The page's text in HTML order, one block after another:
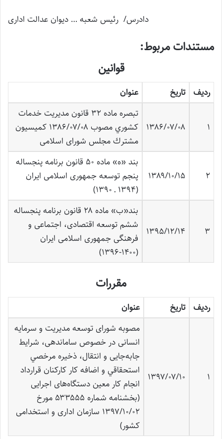
دادرس/ رئیس شعبه … دیوان عدالت اداری
مستندات مربوط:
قوانین
ردیف تاریخ عنوان
۱ ۱۳۸۶/۰۷/۰۸
تبصره ماده ۳۲ قانون مديريت خدمات
كشوري مصوب ۱۳۸۶/۰۷/۰۸ كميسيون
مشترك مجلس شورای اسلامی
۲ ۱۳۸۹/۱۰/۱۵
بند «ه» ماده ۵۰ قانون برنامه پنجساله
پنجم توسعه جمهوری اسلامی ایران
(۱۳۹۴ ـ ۱۳۹۰)
۳ ۱۳۹۵/۱۲/۱۴
بند«ب» ماده ۲۸ قانون برنامه پنجساله
ششم توسعه اقتصادی، اجتماعی و
فرهنگی جمهوری اسلامی ایران
(۱۴۰۰-۱۳۹۶)
مقررات
ردیف تاریخ عنوان
۱ ۱۳۹۷/۰۷/۱۰
مصوبه شورای توسعه مدیریت و سرمایه
انسانی در خصوص ساماندهی، شرايط
جابه‌جایی و انتقال، ذخيره مرخصي
استحقاقي و اضافه کار کارکنان قرارداد
انجام کار معین دستگاه‌های اجرايی
(بخشنامه شماره ۵۳۳۵۵۵ مورخ
۱۳۹۷/۱۰/۰۲ سازمان اداری و استخدامی
کشور)